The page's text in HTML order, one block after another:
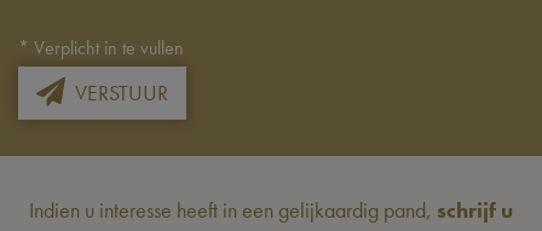
* Verplicht in te vullen
VERSTUUR
Indien u interesse heeft in een gelijkaardig pand, schrijf u